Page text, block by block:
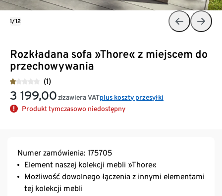
Rozkładana sofa »Thore« z miejscem do
przechowywania
(1)
3 199,00 złzawiera VATplus koszty przesyłki
Produkt tymczasowo niedostępny
1/12
Numer zamówienia: 175705
Element naszej kolekcji mebli »Thore«
Możliwość dowolnego łączenia z innymi elementami
tej kolekcji mebli